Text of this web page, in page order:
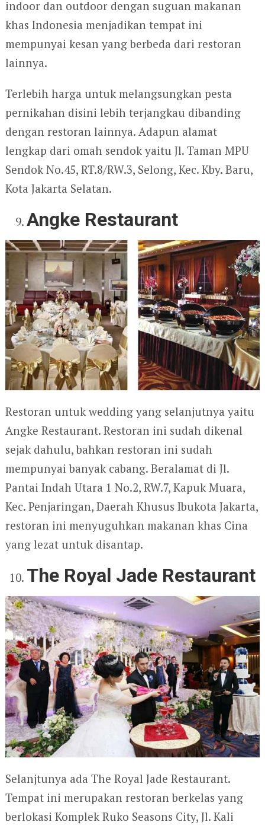
indoor dan outdoor dengan suguan makanan
khas Indonesia menjadikan tempat ini
mempunyai kesan yang berbeda dari restoran
lainnya.
Terlebih harga untuk melangsungkan pesta
pernikahan disini lebih terjangkau dibanding
dengan restoran lainnya. Adapun alamat
lengkap dari omah sendok yaitu Jl. Taman MPU
Sendok No.45, RT.8/RW.3, Selong, Kec. Kby. Baru,
Kota Jakarta Selatan.
Angke Restaurant
Restoran untuk wedding yang selanjutnya yaitu
Angke Restaurant. Restoran ini sudah dikenal
sejak dahulu, bahkan restoran ini sudah
mempunyai banyak cabang. Beralamat di Jl.
Pantai Indah Utara 1 No.2, RW.7, Kapuk Muara,
Kec. Penjaringan, Daerah Khusus Ibukota Jakarta,
restoran ini menyuguhkan makanan khas Cina
yang lezat untuk disantap.
The Royal Jade Restaurant
Selanjtunya ada The Royal Jade Restaurant.
Tempat ini merupakan restoran berkelas yang
berlokasi Komplek Ruko Seasons City, Jl. Kali